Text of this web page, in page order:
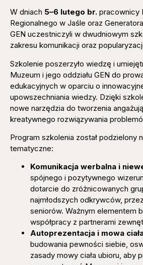
W dniach 5–6 lutego br. pracownicy
Regionalnego w Jaśle oraz
GEN uczestniczyli w dwudniowym
zakresu komunikacji oraz
Szkolenie poszerzyło wiedzę i
Muzeum i jego oddziału GEN do
edukacyjnych w oparciu o
upowszechniania wiedzy. Dzięki
nowe narzędzia do tworzenia
kreatywnego rozwiązywania
Program szkolenia został podzielony
tematyczne:
Komunikacja werbalna i
spójnego i pozytywnego
dotarcie do zróżnicowanych
najmłodszych odkrywców,
seniorów. Ważnym elementem
współpracy z partnerami
Autoprezentacja i mowa
budowania pewności siebie,
zasady mowy ciała ubioru, aby